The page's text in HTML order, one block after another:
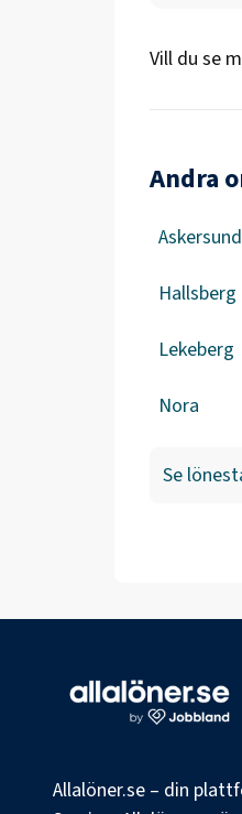
Vill du se
Andra
Askersund
Hallsberg
Lekeberg
Nora
Se
Allalöner.se – din